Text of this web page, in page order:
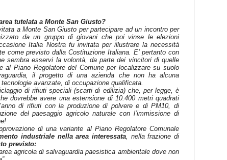
tutelata a Monte San Giusto?
a Monte San Giusto per partecipare ad un incontro per
da un gruppo di giovani che poi vinse le elezioni
Italia Nostra fu invitata per illustrare la necessità
come previsto dalla Costituzione Italiana. E’ pertanto con
sembra esservi la volontà, da parte dei vincitori di quelle
al Piano Regolatore del Comune per localizzare su suolo
il progetto di una azienda che non ha alcuna
avanzate, di occupazione qualificata.
di rifiuti speciali (scarti di edilizia) che, per legge, è
dovrebbe avere una estensione di 10.400 metri quadrati
di rifiuti con la produzione di polvere e di PM10, di
del paesaggio agricolo naturale con l’immissione di
di una variante al Piano Regolatore Comunale
industriale nella area interessata , nella frazione di
previsto:
agricola di salvaguardia paesistica ambientale dove non